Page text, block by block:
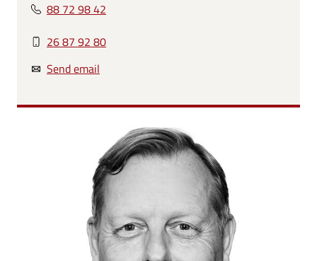
88 72 98 42
26 87 92 80
Send email